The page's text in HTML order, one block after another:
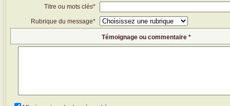
Titre ou mots clés*
Rubrique du message*
Témoignage ou commentaire *